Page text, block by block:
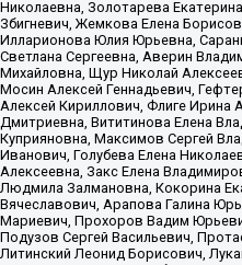
Николаевна, Золотарева
Збигневич, Жемкова Елена
Илларионова Юлия Юрьевна,
Светлана Сергеевна, Аверин
Михайловна, Щур Николай
Мосин Алексей Геннадьевич,
Алексей Кириллович, Флиге Ирина
Дмитриевна, Вититинова Елена
Куприяновна, Максимов Сергей
Иванович, Голубева Елена
Алексеевна, Закс Елена
Людмила Залмановна, Кокорина
Вячеславович, Арапова Галина
Мариевич, Прохоров Вадим
Подузов Сергей Васильевич,
Литинский Леонид Борисович,